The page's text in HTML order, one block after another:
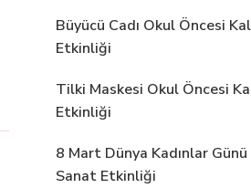
Büyücü Cadı Okul Öncesi
Etkinliği
Tilki Maskesi Okul Öncesi
Etkinliği
8 Mart Dünya Kadınlar Günü
Sanat Etkinliği